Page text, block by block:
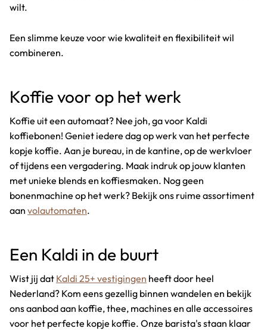
wilt.
Een slimme keuze voor wie kwaliteit en flexibiliteit wil
combineren.
Koffie voor op het werk
Koffie uit een automaat? Nee joh, ga voor Kaldi
koffiebonen! Geniet iedere dag op werk van het perfecte
kopje koffie. Aan je bureau, in de kantine, op de werkvloer
of tijdens een vergadering. Maak indruk op jouw klanten
met unieke blends en koffiesmaken. Nog geen
bonenmachine op het werk? Bekijk ons ruime assortiment
aan volautomaten.
Een Kaldi in de buurt
Wist jij dat Kaldi 25+ vestigingen heeft door heel
Nederland? Kom eens gezellig binnen wandelen en bekijk
ons aanbod aan koffie, thee, machines en alle accessoires
voor het perfecte kopje koffie. Onze barista's staan klaar